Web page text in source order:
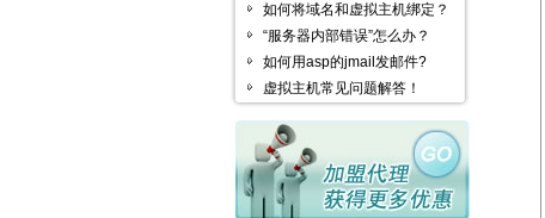
如何将域名和虚拟主机绑定？
“服务器内部错误”怎么办？
如何用asp的jmail发邮件?
虚拟主机常见问题解答！